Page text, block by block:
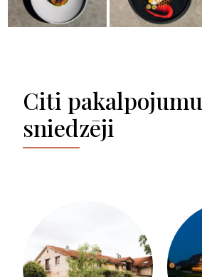
Citi pakalpojumu
sniedzēji